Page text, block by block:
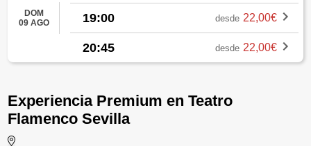
DOM
09 AGO
19:00 desde 22,00€
20:45 desde 22,00€
Experiencia Premium en Teatro
Flamenco Sevilla